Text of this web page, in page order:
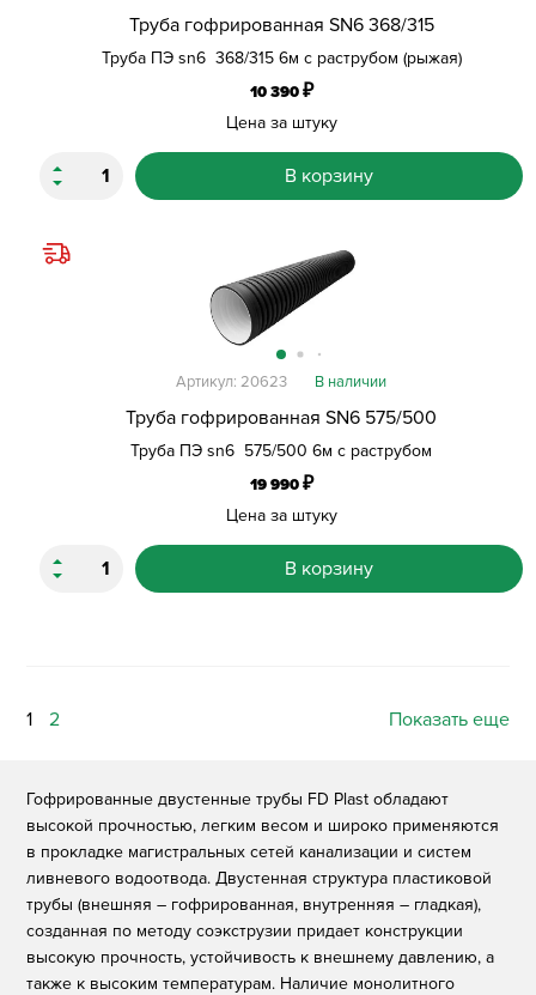
Труба гофрированная SN6 368/315
Труба ПЭ sn6 368/315 6м с раструбом (рыжая)
10 390₽
Цена за штуку
В корзину
Труба гофрированная SN6 575/500
Труба ПЭ sn6 575/500 6м с раструбом
Артикул: 20623 В наличии
19 990₽
Цена за штуку
В корзину
1 2 Показать еще
Гофрированные двустенные трубы FD Plast обладают
высокой прочностью, легким весом и широко применяются
в прокладке магистральных сетей канализации и систем
ливневого водоотвода. Двустенная структура пластиковой
трубы (внешняя – гофрированная, внутренняя – гладкая),
созданная по методу соэкструзии придает конструкции
высокую прочность, устойчивость к внешнему давлению, а
также к высоким температурам. Наличие монолитного